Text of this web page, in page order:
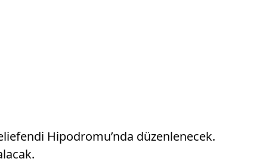
Hipodromu’nda düzenlenecek.